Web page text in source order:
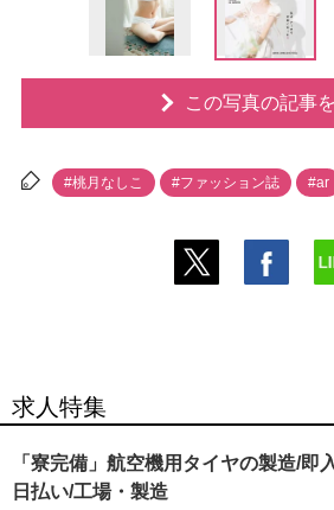
この写真の記事
#桃月なしこ #ファッション誌 #ar
求人特集
「寮完備」航空機用タイヤの製造/即
日払い/工場・製造